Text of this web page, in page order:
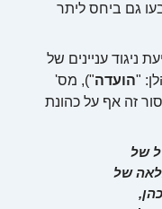
גם ביחס ליתר
ניגוד עניינים של
"הועדה"), מס'
זה אף על כהונת
של
של